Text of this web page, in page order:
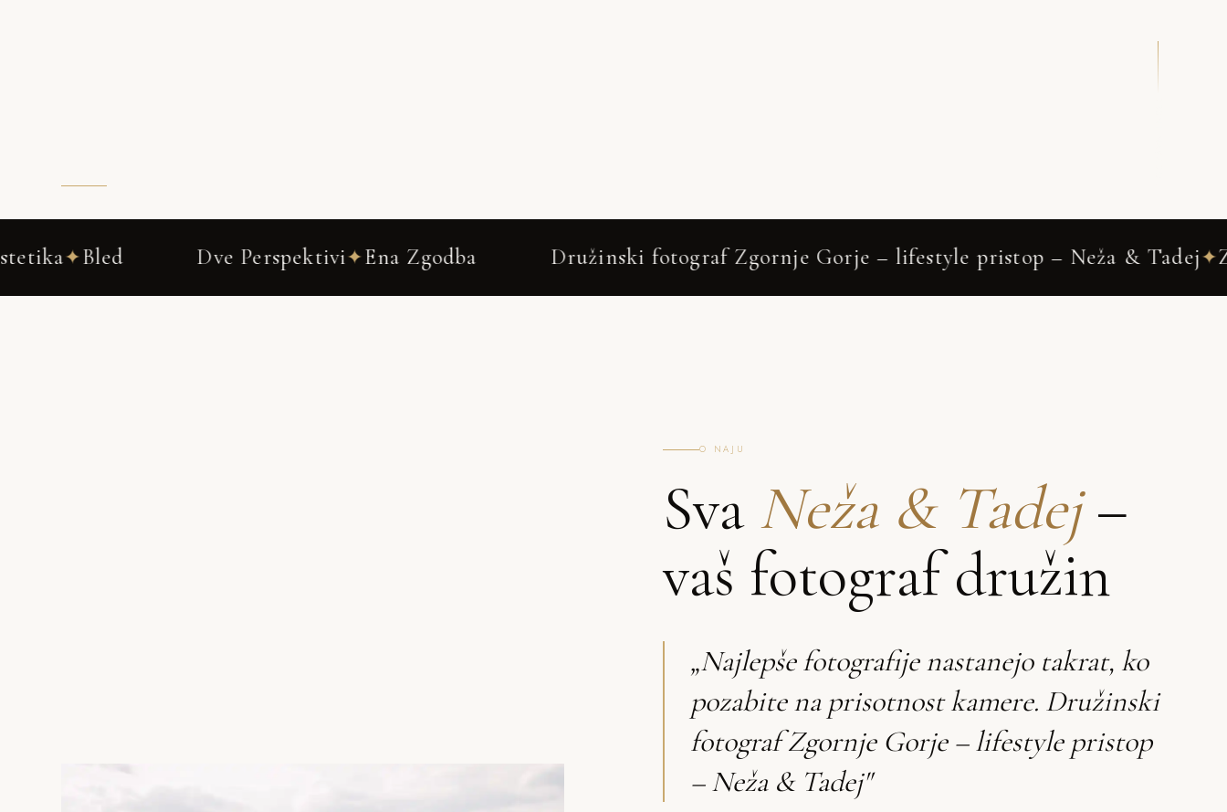
Dve Perspektivi Ena Zgodba Družinski fotograf Zgornje Gorje – lifestyle pristop – Neža & Tadej✦Zgornje Gorje
O NAJU
Sva Neža & Tadej–
vaš fotograf družin
„Najlepše fotografije nastanejo takrat, ko
pozabite na prisotnost kamere. Družinski
fotograf Zgornje Gorje – lifestyle pristop
– Neža & Tadej"